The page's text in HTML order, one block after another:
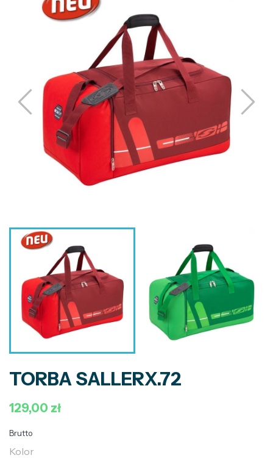
TORBA SALLERX.72
129,00 zł
Brutto
Kolor